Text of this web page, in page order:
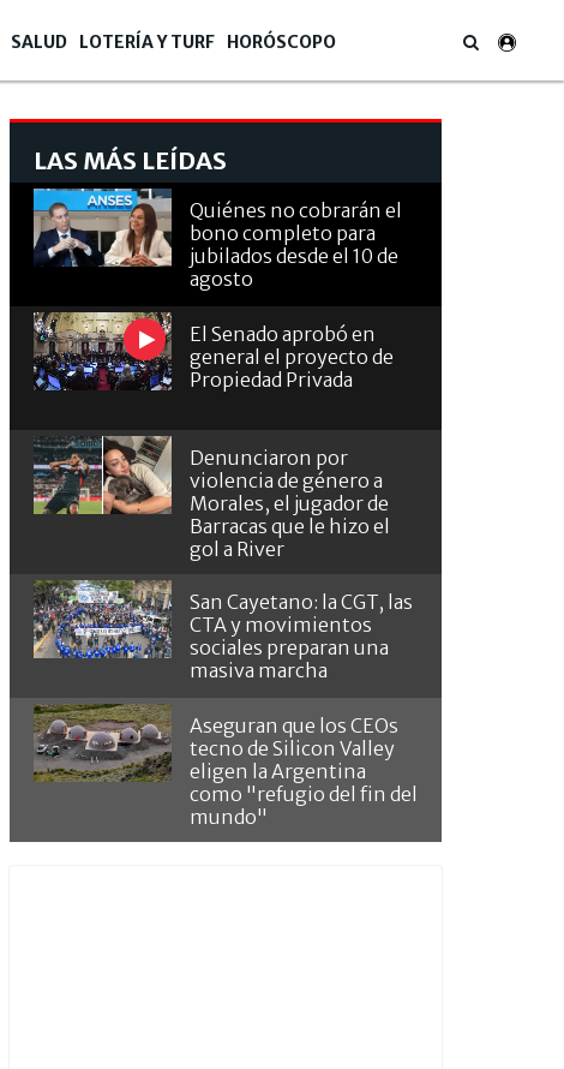
SALUD LOTERÍA Y TURF HORÓSCOPO
LAS MÁS LEÍDAS
Quiénes no cobrarán el
bono completo para
jubilados desde el 10 de
agosto
El Senado aprobó en
general el proyecto de
Propiedad Privada
Denunciaron por
violencia de género a
Morales, el jugador de
Barracas que le hizo el
gol a River
San Cayetano: la CGT, las
CTA y movimientos
sociales preparan una
masiva marcha
Aseguran que los CEOs
tecno de Silicon Valley
eligen la Argentina
como "refugio del fin del
mundo"